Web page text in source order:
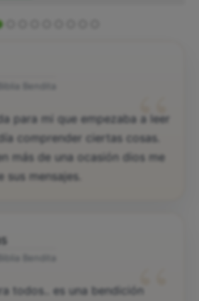
“
para mi que empezaba a leer
comprender ciertas cosas.
más de una ocasión dios me
sus mensajes.
todos.. es una bendición